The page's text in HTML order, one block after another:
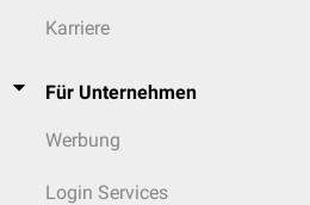
Karriere
Für Unternehmen
Werbung
Login Services